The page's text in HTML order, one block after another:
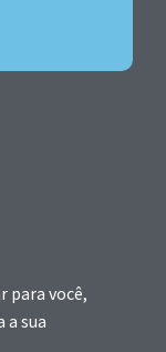
para você,
a sua